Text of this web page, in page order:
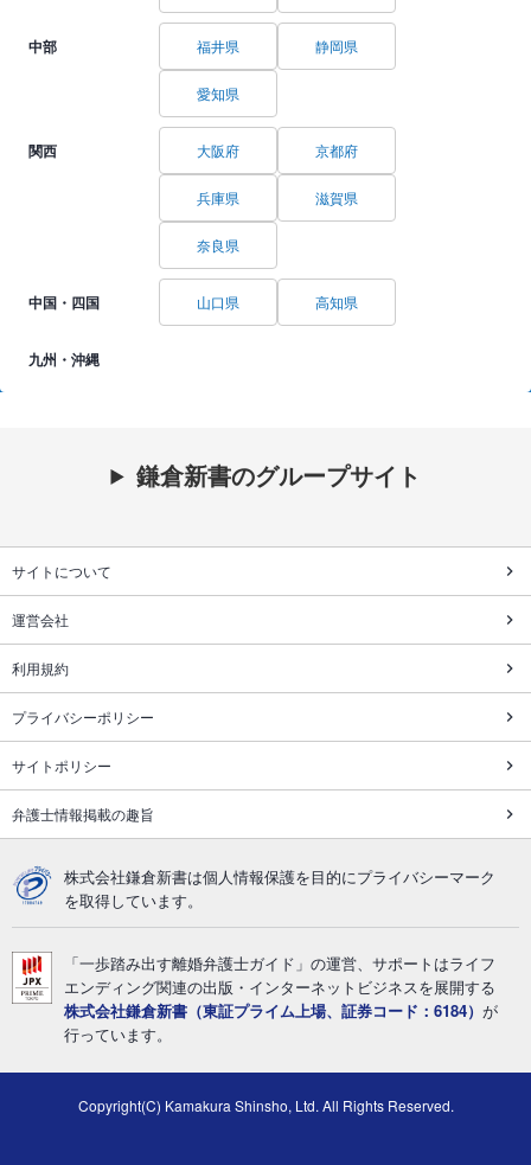
中部 福井県 静岡県
愛知県
関西 大阪府 京都府
兵庫県 滋賀県
奈良県
中国・四国 山口県 高知県
九州・沖縄
鎌倉新書のグループサイト
サイトについて
運営会社
利用規約
プライバシーポリシー
サイトポリシー
弁護士情報掲載の趣旨
株式会社鎌倉新書は個人情報保護を目的にプライバシーマーク
を取得しています。
「一歩踏み出す離婚弁護士ガイド」の運営、サポートはライフ
エンディング関連の出版・インターネットビジネスを展開する
株式会社鎌倉新書（東証プライム上場、証券コード：6184） が
行っています。
Copyright(C) Kamakura Shinsho, Ltd. All Rights Reserved.